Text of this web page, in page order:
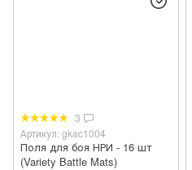
3
Артикул: gkac1004
Поля для боя НРИ - 16 шт
(Variety Battle Mats)